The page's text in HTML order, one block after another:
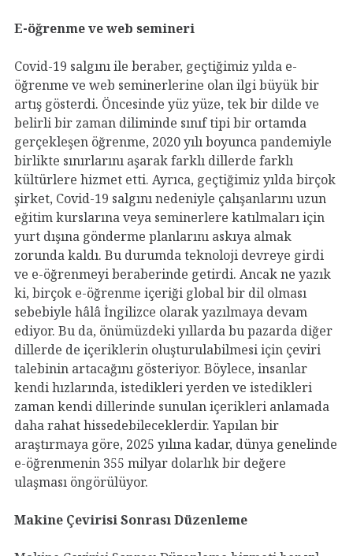
E-öğrenme ve web semineri
Covid-19 salgını ile beraber, geçtiğimiz yılda e-
öğrenme ve web seminerlerine olan ilgi büyük bir
artış gösterdi. Öncesinde yüz yüze, tek bir dilde ve
belirli bir zaman diliminde sınıf tipi bir ortamda
gerçekleşen öğrenme, 2020 yılı boyunca pandemiyle
birlikte sınırlarını aşarak farklı dillerde farklı
kültürlere hizmet etti. Ayrıca, geçtiğimiz yılda birçok
şirket, Covid-19 salgını nedeniyle çalışanlarını uzun
eğitim kurslarına veya seminerlere katılmaları için
yurt dışına gönderme planlarını askıya almak
zorunda kaldı. Bu durumda teknoloji devreye girdi
ve e-öğrenmeyi beraberinde getirdi. Ancak ne yazık
ki, birçok e-öğrenme içeriği global bir dil olması
sebebiyle hâlâ İngilizce olarak yazılmaya devam
ediyor. Bu da, önümüzdeki yıllarda bu pazarda diğer
dillerde de içeriklerin oluşturulabilmesi için çeviri
talebinin artacağını gösteriyor. Böylece, insanlar
kendi hızlarında, istedikleri yerden ve istedikleri
zaman kendi dillerinde sunulan içerikleri anlamada
daha rahat hissedebileceklerdir. Yapılan bir
araştırmaya göre, 2025 yılına kadar, dünya genelinde
e-öğrenmenin 355 milyar dolarlık bir değere
ulaşması öngörülüyor.
Makine Çevirisi Sonrası Düzenleme